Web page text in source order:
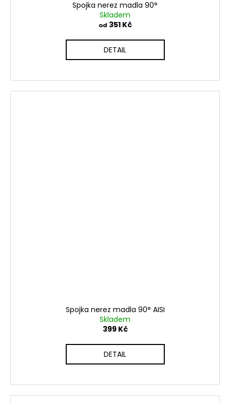
Spojka nerez madla 90°
Skladem
od 351 Kč
DETAIL
Spojka nerez madla 90° AISI
Skladem
399 Kč
DETAIL